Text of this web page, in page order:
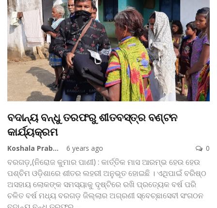
ବଦାନ୍ୟ ବନ୍ଧୁ ତରଫରୁ ଶୀତବସ୍ତ୍ର ବଣ୍ଟନ
କାର୍ଯ୍ୟକ୍ରମ
Koshala Prabaha 6 years ago 0
ବରଗଡ଼,(ନିରୋଜ କୁମାର ପାଣୀ) : କାର୍ତ୍ତିକ ମାସ ଆରମ୍ଭ ହେଉ ହେଉ
ପଶ୍ଚିମ ଓଡ଼ିଶାରେ ଶୀତର ଲହରୀ ଅନୁଭୂତ ହୋଇଛି । ଏଥିପାଇଁ ବରିଷ୍ଠ
ଅସହାୟ ଲୋକଙ୍କ ସମସ୍ୟାକୁ ଦୃଷ୍ଟିରେ ରଖି ପ୍ରତ୍ୟେକ ବର୍ଷ ପରି
ଚଳିତ ବର୍ଷ ମଧ୍ୟ ବରଗଡ଼ ଜିଲ୍ଲାର ଅଗ୍ରଣୀ ସ୍ବେଚ୍ଛାସେବୀ ସଂଗଠନ